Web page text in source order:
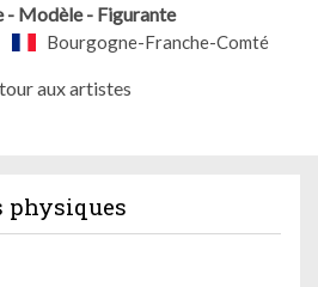
- Modèle - Figurante
Bourgogne-Franche-Comté
aux artistes
physiques